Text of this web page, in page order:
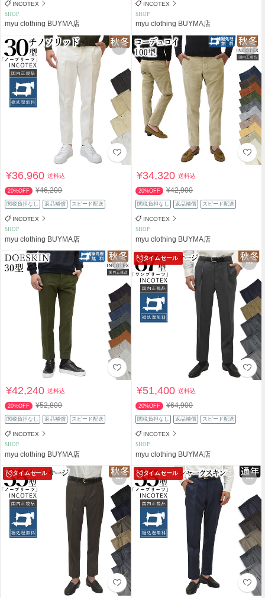
INCOTEX
SHOP
myu clothing BUYMA店
INCOTEX
SHOP
myu clothing BUYMA店
¥36,960送料込
20%OFF ¥46,200
関税負担なし 返品補償 スピード配送
INCOTEX
SHOP
myu clothing BUYMA店
¥34,320送料込
20%OFF ¥42,900
関税負担なし 返品補償 スピード配送
INCOTEX
SHOP
myu clothing BUYMA店
¥42,240送料込
20%OFF ¥52,800
関税負担なし 返品補償 スピード配送
INCOTEX
SHOP
myu clothing BUYMA店
タイムセール
¥51,400送料込
20%OFF ¥64,900
関税負担なし 返品補償 スピード配送
INCOTEX
SHOP
myu clothing BUYMA店
タイムセール タイムセール